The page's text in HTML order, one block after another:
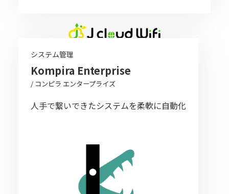
システム管理
Kompira Enterprise
/ コンピラ エンタープライズ
人手で繋いできたシステムを柔軟に自動化